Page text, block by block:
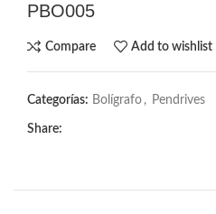
PBO005
Compare Add to wishlist
Categorías: Bolígrafo , Pendrives
Share: